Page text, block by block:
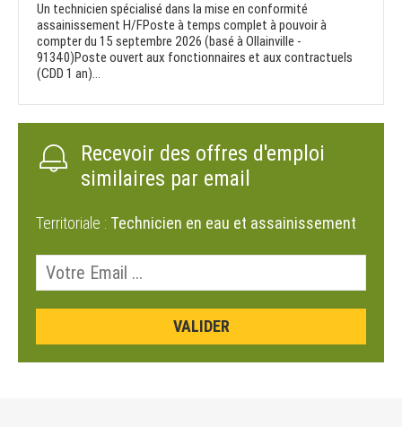
Un technicien spécialisé dans la mise en conformité
assainissement H/FPoste à temps complet à pouvoir à
compter du 15 septembre 2026 (basé à Ollainville -
91340)Poste ouvert aux fonctionnaires et aux contractuels
(CDD 1 an)...
Recevoir des offres d'emploi
similaires par email
Territoriale : Technicien en eau et assainissement